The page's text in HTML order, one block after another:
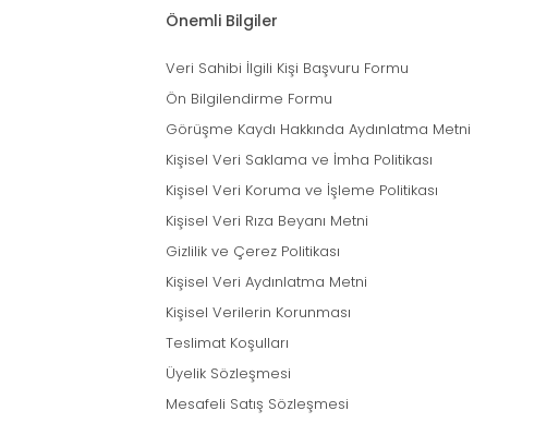
Önemli Bilgiler
Veri Sahibi İlgili Kişi Başvuru Formu
Ön Bilgilendirme Formu
Görüşme Kaydı Hakkında Aydınlatma Metni
Kişisel Veri Saklama ve İmha Politikası
Kişisel Veri Koruma ve İşleme Politikası
Kişisel Veri Rıza Beyanı Metni
Gizlilik ve Çerez Politikası
Kişisel Veri Aydınlatma Metni
Kişisel Verilerin Korunması
Teslimat Koşulları
Üyelik Sözleşmesi
Mesafeli Satış Sözleşmesi